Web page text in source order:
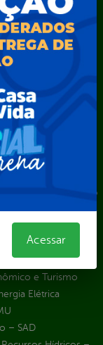
– AMMA
– AESET
Públicos do
e Turismo
Elétrica
– SAD
Acessar